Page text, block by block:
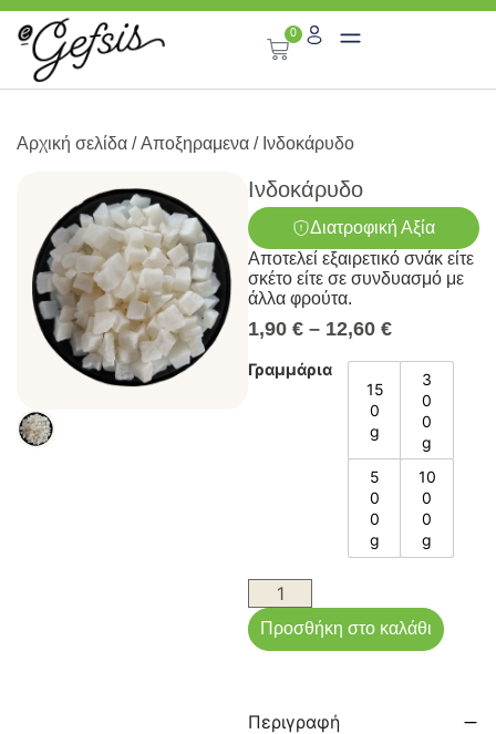
0
Αρχική σελίδα /Αποξηραμενα / Ινδοκάρυδο
Ινδοκάρυδο
Διατροφική Αξία
Αποτελεί εξαιρετικό σνάκ είτε
σκέτο είτε σε συνδυασμό με
άλλα φρούτα.
1,90 € – 12,60 €
Γραμμάρια
15
0
g
3
0
0
g
5
0
0
g
10
0
0
g
Προσθήκη στο καλάθι
Περιγραφή